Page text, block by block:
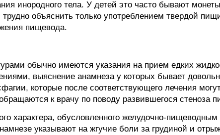
инородного тела. У детей это часто бывают
объяснить только употреблением твердой
пищевода.
обычно имеются указания на прием едких
выяснение анамнеза у которых бывает
которые после соответствующего лечения
к врачу по поводу развившегося стеноза
характера, обусловленного желудочно-
указывают на жгучие боли за грудиной и